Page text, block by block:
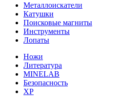
Металлоискатели
Катушки
Поисковые магниты
Инструменты
Лопаты
Ножи
Литература
MINELAB
Безопасность
XP